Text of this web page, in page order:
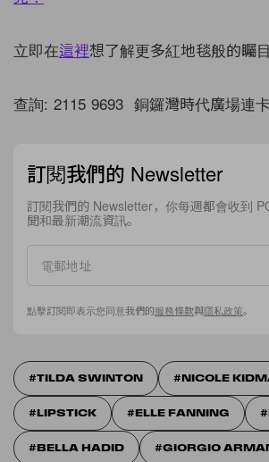
立即在這裡想了解更多紅地毯般的矚
查詢: 2115 9693 銅鑼灣時代廣場連
訂閱我們的 Newsletter
訂閱我們的 Newsletter，你每週都會收到
聞和最新潮流資訊。
點擊訂閱即表示您同意我們的服務條款與隱私政策。
TILDA SWINTON NICOLE
LIPSTICK ELLE FANNING
BELLA HADID GIORGIO